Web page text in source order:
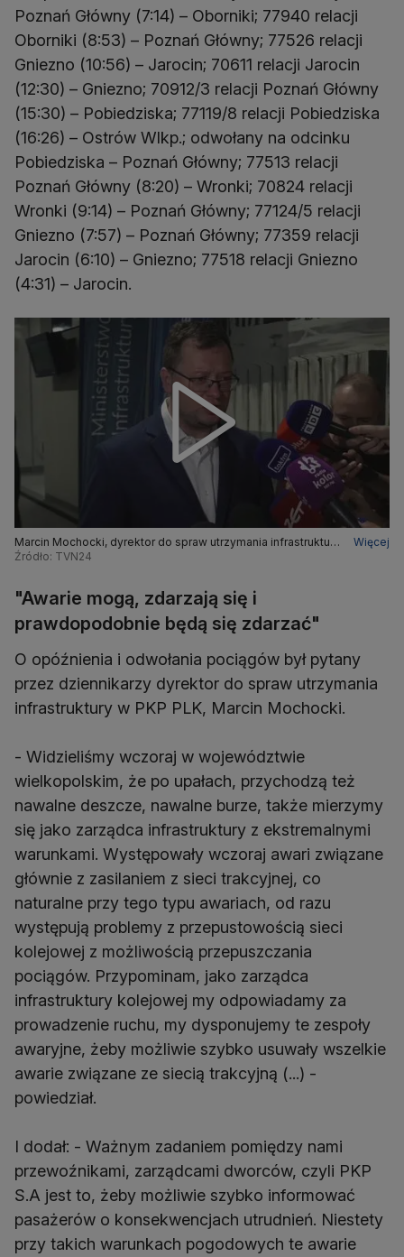
Poznań Główny (7:14) – Oborniki; 77940 relacji
Oborniki (8:53) – Poznań Główny; 77526 relacji
Gniezno (10:56) – Jarocin; 70611 relacji Jarocin
(12:30) – Gniezno; 70912/3 relacji Poznań Główny
(15:30) – Pobiedziska; 77119/8 relacji Pobiedziska
(16:26) – Ostrów Wlkp.; odwołany na odcinku
Pobiedziska – Poznań Główny; 77513 relacji
Poznań Główny (8:20) – Wronki; 70824 relacji
Wronki (9:14) – Poznań Główny; 77124/5 relacji
Gniezno (7:57) – Poznań Główny; 77359 relacji
Jarocin (6:10) – Gniezno; 77518 relacji Gniezno
(4:31) – Jarocin.
Marcin Mochocki, dyrektor do spraw utrzymania infrastruktury
w PKP PLK
Więcej
Źródło: TVN24
"Awarie mogą, zdarzają się i
prawdopodobnie będą się zdarzać"
O opóźnienia i odwołania pociągów był pytany
przez dziennikarzy dyrektor do spraw utrzymania
infrastruktury w PKP PLK, Marcin Mochocki.
- Widzieliśmy wczoraj w województwie
wielkopolskim, że po upałach, przychodzą też
nawalne deszcze, nawalne burze, także mierzymy
się jako zarządca infrastruktury z ekstremalnymi
warunkami. Występowały wczoraj awari związane
głównie z zasilaniem z sieci trakcyjnej, co
naturalne przy tego typu awariach, od razu
występują problemy z przepustowością sieci
kolejowej z możliwością przepuszczania
pociągów. Przypominam, jako zarządca
infrastruktury kolejowej my odpowiadamy za
prowadzenie ruchu, my dysponujemy te zespoły
awaryjne, żeby możliwie szybko usuwały wszelkie
awarie związane ze siecią trakcyjną (...) -
powiedział.
I dodał: - Ważnym zadaniem pomiędzy nami
przewoźnikami, zarządcami dworców, czyli PKP
S.A jest to, żeby możliwie szybko informować
pasażerów o konsekwencjach utrudnień. Niestety
przy takich warunkach pogodowych te awarie